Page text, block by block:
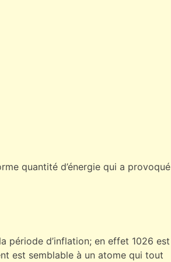
quantité d’énergie qui a provoqué
période d’inflation; en effet 1026 est
est semblable à un atome qui tout